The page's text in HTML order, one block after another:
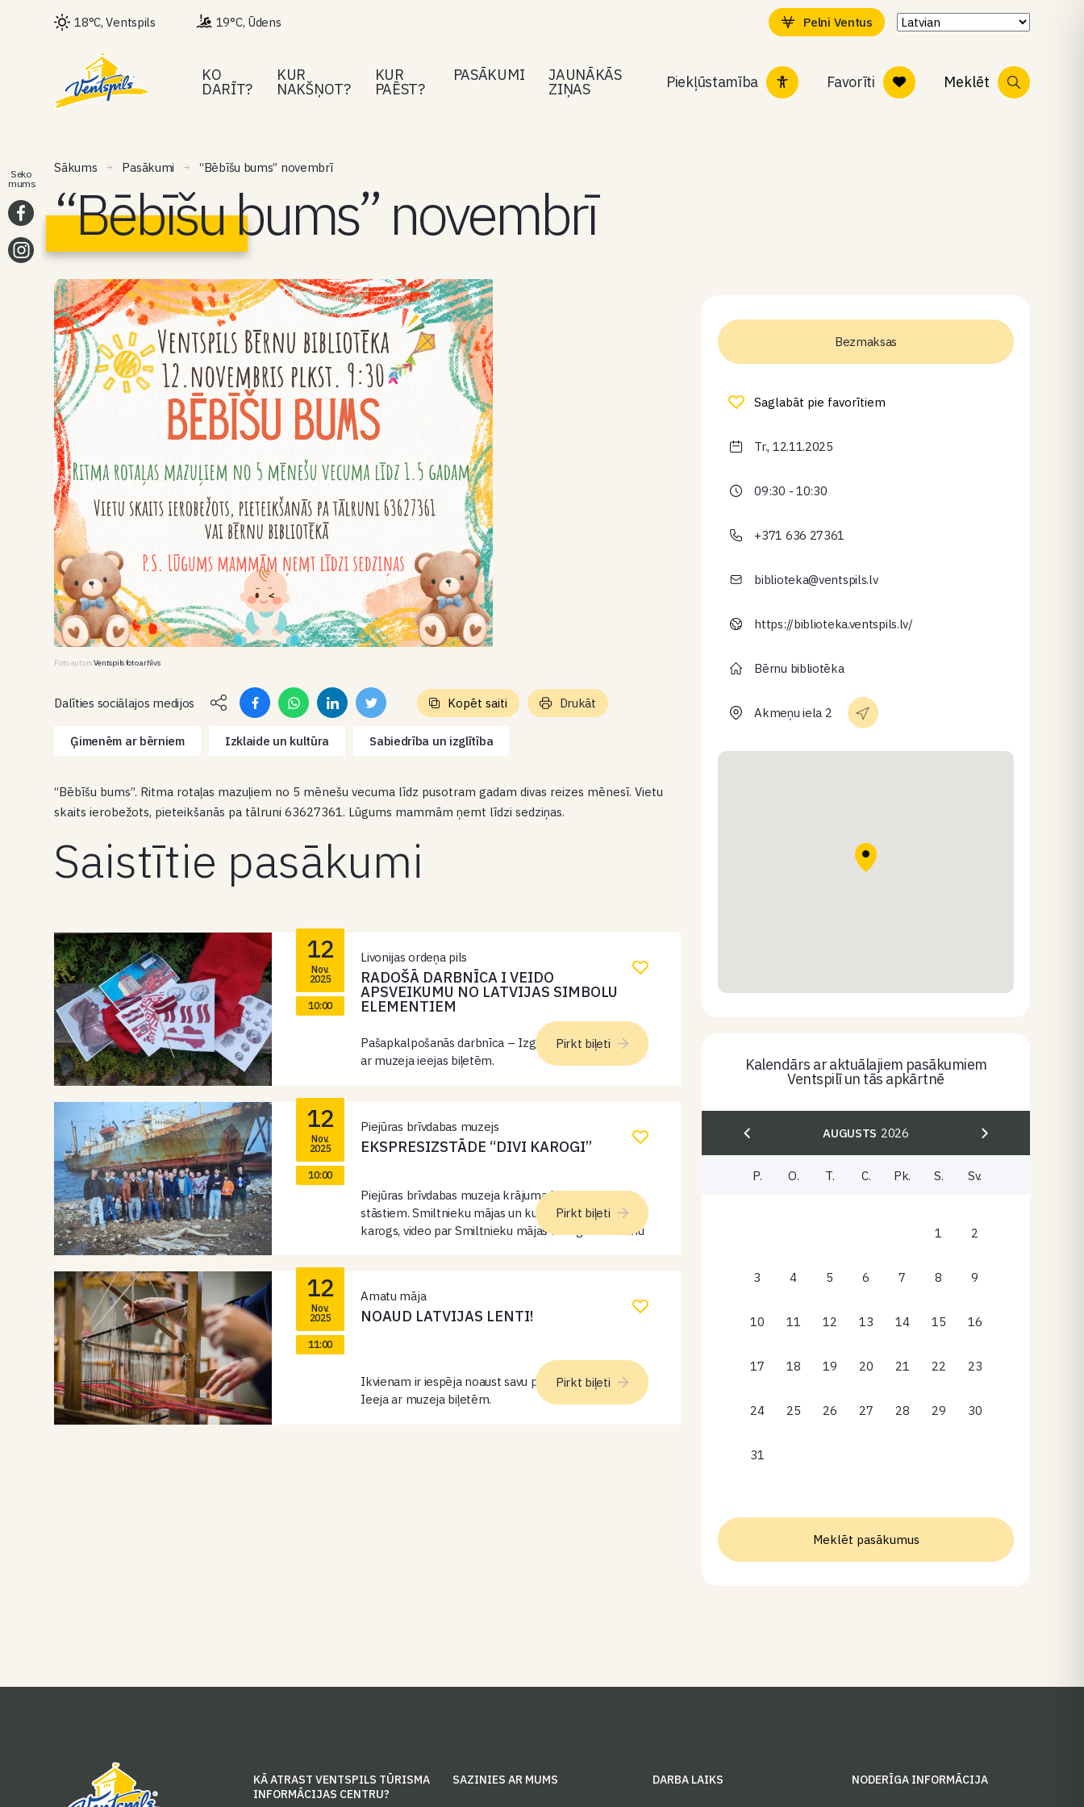
18°C, Ventspils 19°C, Ūdens Pelni Ventus
KO
DARĪT?
KUR
NAKŠŅOT?
KUR
PAĒST?
PASĀKUMI JAUNĀKĀS
ZIŅAS Piekļūstamība Favorīti Meklēt
Sākums Pasākumi “Bēbīšu bums” novembrī
“Bēbīšu bums” novembrī
Foto autorsVentspils foto arhīvs
Dalīties sociālajos medijos Kopēt saiti Drukāt
Ģimenēm ar bērniem Izklaide un kultūra Sabiedrība un izglītība
“Bēbīšu bums”. Ritma rotaļas mazuļiem no 5 mēnešu vecuma līdz pusotram gadam divas reizes mēnesī. Vietu
skaits ierobežots, pieteikšanās pa tālruni 63627361. Lūgums mammām ņemt līdzi sedziņas.
Saistītie pasākumi
12
Nov.
2025
10:00
Livonijas ordeņa pils
RADOŠĀ DARBNĪCA I VEIDO
APSVEIKUMU NO LATVIJAS SIMBOLU
ELEMENTIEM
Pašapkalpošanās darbnīca – Izglītības centrā. Ieeja
ar muzeja ieejas biļetēm.
Pirkt biļeti
12
Nov.
2025
10:00
Piejūras brīvdabas muzejs
EKSPRESIZSTĀDE “DIVI KAROGI”
Piejūras brīvdabas muzeja krājuma karogi ar
stāstiem. Smiltnieku mājas un kuģa “Dzintarjūra”
karogs, video par Smiltnieku mājas karoga nodošanu
Pirkt biļeti
12
Nov.
2025
11:00
Amatu māja
NOAUD LATVIJAS LENTI!
Ikvienam ir iespēja noaust savu patriotisko lentīti.
Ieeja ar muzeja biļetēm.
Pirkt biļeti
Bezmaksas
Saglabāt pie favorītiem
Tr., 12.11.2025
09:30 - 10:30
+371 636 27361
biblioteka@ventspils.lv
https://biblioteka.ventspils.lv/
Bērnu bibliotēka
Akmeņu iela 2
Kalendārs ar aktuālajiem pasākumiem
Ventspilī un tās apkārtnē
AUGUSTS 2026
P. O. T. C. Pk. S. Sv.
1 2
3 4 5 6 7 8 9
10 11 12 13 14 15 16
17 18 19 20 21 22 23
24 25 26 27 28 29 30
31
Meklēt pasākumus
Seko
mums
KĀ ATRAST VENTSPILS TŪRISMA
INFORMĀCIJAS CENTRU?
SAZINIES AR MUMS DARBA LAIKS NODERĪGA INFORMĀCIJA